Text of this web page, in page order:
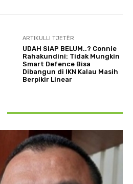
ARTIKULLI TJETËR
UDAH SIAP BELUM..? Connie
Rahakundini: Tidak Mungkin
Smart Defence Bisa
Dibangun di IKN Kalau Masih
Berpikir Linear